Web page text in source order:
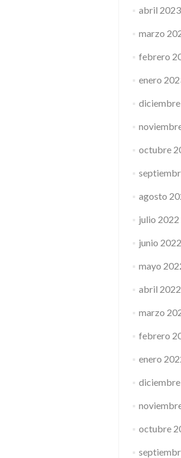
abril 2023
marzo
febrero
enero
octubre
agosto
julio 2022
junio 2022
mayo
abril 2022
marzo
febrero
enero
octubre